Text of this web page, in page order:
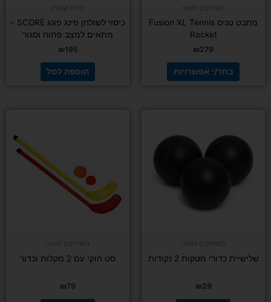
מחבט טניס Fusion XL Tennis
Racket
₪279
בחר/י אפשרויות
כיסוי לשולחן פינג פונג SCORE –
מתאים למצב פתוח וסגור
₪195
הוספה לסל
שלישיית כדורי מטקות 2 נקודות
₪29
סט הוקי עם 2 מקלות וכדור
₪79